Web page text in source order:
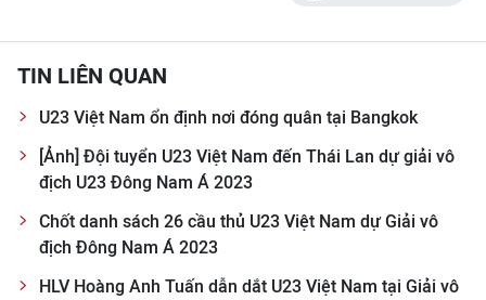
THỜI NAY
NHÂN DÂN HẰNG THÁNG
ĐỌC BÁO IN
TIN LIÊN QUAN
U23 Việt Nam ổn định nơi đóng quân tại Bangkok
[Ảnh] Đội tuyển U23 Việt Nam đến Thái Lan dự giải vô
địch U23 Đông Nam Á 2023
Chốt danh sách 26 cầu thủ U23 Việt Nam dự Giải vô
địch Đông Nam Á 2023
HLV Hoàng Anh Tuấn dẫn dắt U23 Việt Nam tại Giải vô